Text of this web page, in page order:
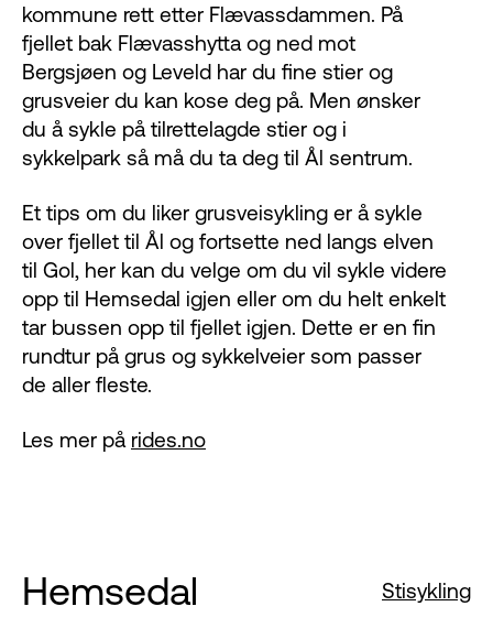
kommune rett etter Flævassdammen. På
fjellet bak Flævasshytta og ned mot
Bergsjøen og Leveld har du fine stier og
grusveier du kan kose deg på. Men ønsker
du å sykle på tilrettelagde stier og i
sykkelpark så må du ta deg til Ål sentrum.
Et tips om du liker grusveisykling er å sykle
over fjellet til Ål og fortsette ned langs elven
til Gol, her kan du velge om du vil sykle videre
opp til Hemsedal igjen eller om du helt enkelt
tar bussen opp til fjellet igjen. Dette er en fin
rundtur på grus og sykkelveier som passer
de aller fleste.
Les mer på rides.no
Hemsedal Stisykling